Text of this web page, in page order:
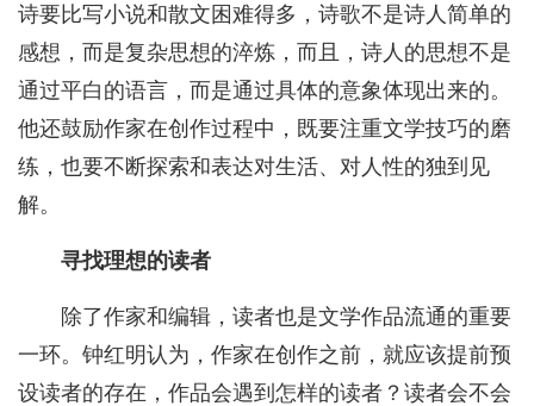
诗要比写小说和散文困难得多，诗歌不是诗人简单的
感想，而是复杂思想的淬炼，而且，诗人的思想不是
通过平白的语言，而是通过具体的意象体现出来的。
他还鼓励作家在创作过程中，既要注重文学技巧的磨
练，也要不断探索和表达对生活、对人性的独到见
解。
寻找理想的读者
除了作家和编辑，读者也是文学作品流通的重要
一环。钟红明认为，作家在创作之前，就应该提前预
设读者的存在，作品会遇到怎样的读者？读者会不会